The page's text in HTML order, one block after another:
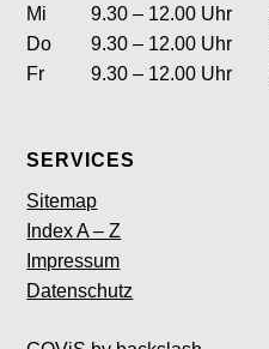
Mi ttwoch9.30 – 12.00 Uhr
Donnerstag9.30 – 12.00 Uhr
Fritag 9.30 – 12.00 Uhr
SERVICES
Sitemap
Index A – Z
Impressum
Datenschutz